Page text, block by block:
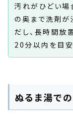
汚れがひどい場
の奥まで洗剤が
だし、長時間放
20分以内を目安
ぬるま湯で